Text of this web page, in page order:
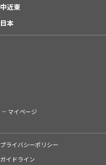
中近東
日本
マイページ
プライバシーポリシー
ガイドライン